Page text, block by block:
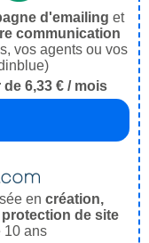
d'emailing et
communication
vos agents ou vos
6,33 € / mois
en création,
de site
10 ans